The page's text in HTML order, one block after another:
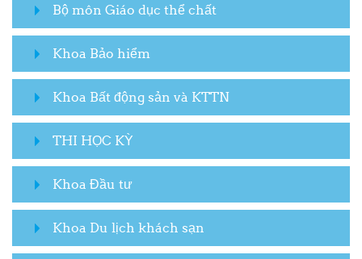
Bộ môn Giáo dục thể chất
Khoa Bảo hiểm
Khoa Bất động sản và KTTN
THI HỌC KỲ
Khoa Đầu tư
Khoa Du lịch khách sạn